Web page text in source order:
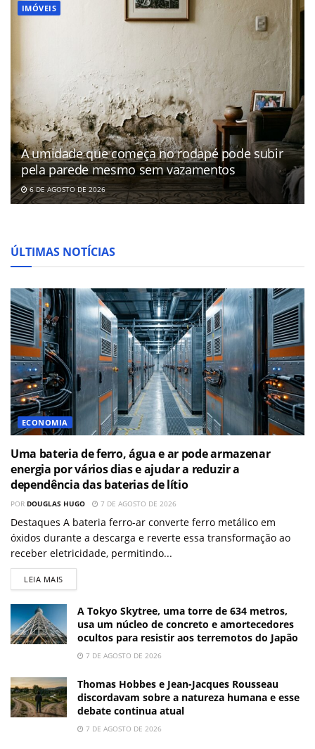
IMÓVEIS
A umidade que começa no rodapé pode subir
pela parede mesmo sem vazamentos
6 DE AGOSTO DE 2026
ÚLTIMAS NOTÍCIAS
ECONOMIA
Uma bateria de ferro, água e ar pode armazenar
energia por vários dias e ajudar a reduzir a
dependência das baterias de lítio
POR DOUGLAS HUGO 7 DE AGOSTO DE 2026
Destaques A bateria ferro-ar converte ferro metálico em
óxidos durante a descarga e reverte essa transformação ao
receber eletricidade, permitindo...
LEIA MAIS
A Tokyo Skytree, uma torre de 634 metros,
usa um núcleo de concreto e amortecedores
ocultos para resistir aos terremotos do Japão
7 DE AGOSTO DE 2026
Thomas Hobbes e Jean-Jacques Rousseau
discordavam sobre a natureza humana e esse
debate continua atual
7 DE AGOSTO DE 2026